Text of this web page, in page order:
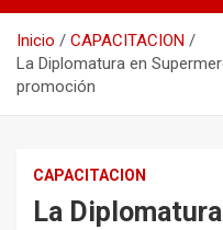
Inicio
CAPACITACION
La Diplomatura en
promoción
CAPACITACION
La